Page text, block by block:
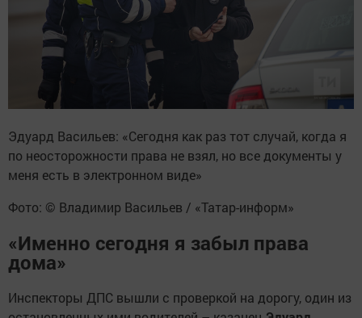
Эдуард Васильев: «Сегодня как раз тот случай, когда я
по неосторожности права не взял, но все документы у
меня есть в электронном виде»
Фото: © Владимир Васильев / «Татар-информ»
«Именно сегодня я забыл права
дома»
Инспекторы ДПС вышли с проверкой на дорогу, один из